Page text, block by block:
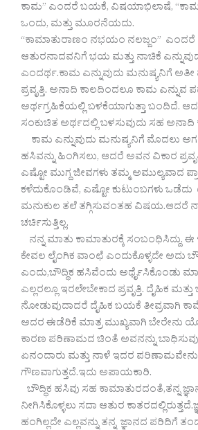
ಕಾಮ” ಎಂದರೆ ಬಯಕೆ, ವಿಷಯಾಭಿಲಾಷೆ,
ಒಂದು, ಮತ್ತು ಮೂರನೆಯದು.
“ಕಾಮಾತುರಾಣಂ ನಭಯಂ ನಲಜ್ಜಂ”
ಆತುರನಾದವನಿಗೆ ಭಯ ಮತ್ತು ನಾಚಿಕೆ
ಎಂದರ್ಥ.ಕಾಮ ಎನ್ನುವುದು ಮನುಷ್ಯನಿಗೆ ಅತೀ
ಪ್ರವೃತ್ತಿ. ಅನಾದಿ ಕಾಲದಿಂದಲೂ ಕಾಮ ಎನ್ನುವ
ಅರ್ಥಗ್ರಹಿಕೆಯಲ್ಲಿ ಬಳಕೆಯಾಗುತ್ತಾ ಬಂದಿದೆ.
ಸಂಕುಚಿತ ಅರ್ಥದಲ್ಲಿ ಬಳಸುವುದು ಸಹ
ಕಾಮ ಎನ್ನುವುದು ಮನುಷ್ಯನಿಗೆ ಮೊದಲು
ಹಸಿವನ್ನು ಹಿಂಗಿಸಲು, ಆದರೆ ಅವನ ವಿಕಾರ
ಎಷ್ಟೋ ಮುಗ್ದ ಜೀವಗಳು ತಮ್ಮ ಅಮುಲ್ಯವಾದ
ಕಳೆದುಕೊಂಡಿವೆ, ಎಷ್ಟೋ ಕುಟುಂಬಗಳು
ಮನುಕುಲ ತಲೆ ತಗ್ಗಿಸುವಂತಹ ವಿಷಯ.ಆದರೆ
ಚರ್ಚಿಸುತ್ತಿಲ್ಲ.
ನನ್ನ ಮಾತು ಕಾಮಾತುರಕ್ಕೆ ಸಂಬಂಧಿಸಿದ್ದು. ಈ
ಕೇವಲ ಲೈಂಗಿಕ ವಾಂಛೆ ಎಂದುಕೊಳ್ಳದೇ ಅದು
ಎಂದು,ಬೌದ್ಧಿಕ ಹಸಿವೆಂದು ಅರ್ಥೈಸಿಕೊಂಡು
ಎಲ್ಲರಲ್ಲೂ ಇರಲೇಬೇಕಾದ ಪ್ರವೃತ್ತಿ. ದೈಹಿಕ
ನೋಡುವುದಾದರೆ ದೈಹಿಕ ಬಯಕೆ ತೀವ್ರವಾಗಿ
ಅದರ ಈಡೆರಿಕೆ ಮಾತ್ರ ಮುಖ್ಯವಾಗಿ ಬೇರೇನು
ಕಾರಣ ಪರಿಣಾಮದ ಚಿಂತೆ ಅವನನ್ನು
ಏನಂದಾರು ಮತ್ತು ನಾಳೆ ಇದರ ಪರಿಣಾಮವೇನು
ಗೌಣವಾಗುತ್ತದೆ.ಇದು ಅಪಾಯಕಾರಿ.
ಬೌದ್ಧಿಕ ಹಸಿವು ಸಹ ಕಾಮಾತುರದಂತೆ,ತನ್ನ
ನೀಗಿಸಿಕೊಳ್ಳಲು ಸದಾ ಆತುರ
ಹಂಗಿಲ್ಲದೇ ಎಲ್ಲವನ್ನು ತನ್ನ ಜ್ಞಾನದ ಪರಿದಿಗೆ